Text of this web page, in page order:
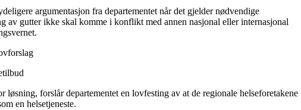
argumentasjon fra departementet når det gjelder nødvendige
av gutter ikke skal komme i konflikt med annen nasjonal eller internasjonal
løsning, forslår departementet en lovfesting av at de regionale helseforetakene
en helsetjeneste.